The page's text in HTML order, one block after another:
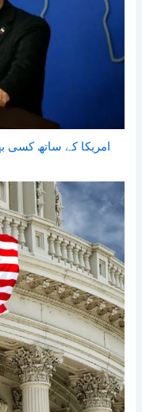
امریکا کے ساتھ کسی